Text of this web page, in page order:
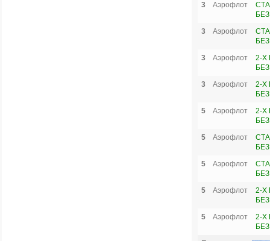
3
Аэрофлот
3
Аэрофлот
3
Аэрофлот
2-
3
Аэрофлот
2-X
5
Аэрофлот
2-
5
Аэрофлот
5
Аэрофлот
5
Аэрофлот
2-
5
Аэрофлот
2-X